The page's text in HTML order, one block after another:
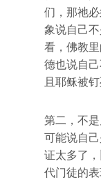
们，那祂
象说自己
看，佛教
德也说自
且耶稣被
第二，不
可能说自
证太多了
代门徒的